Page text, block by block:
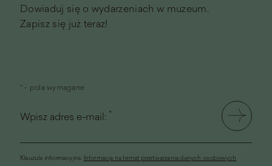
Dowiaduj się o wydarzeniach w muzeum.
Zapisz się już teraz!
* - pola wymagane
Wpisz adres e-mail: *
Klauzula informacyjna. Informacja na temat przetwarzania danych osobowych